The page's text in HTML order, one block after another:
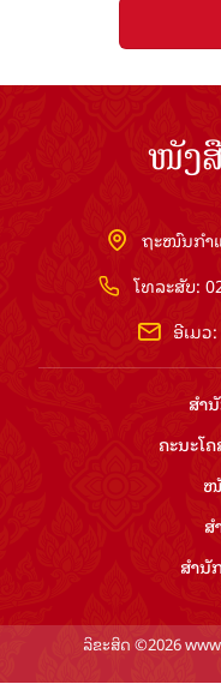
ໜັງ
ຖະໜົນກຳ
ໂທລະສັບ:
ອີເມວ:
ສຳ​
ຄະນະໂ
ໜັ
ສ
ສຳ​ນັ
ລິຂະສິດ ©2026